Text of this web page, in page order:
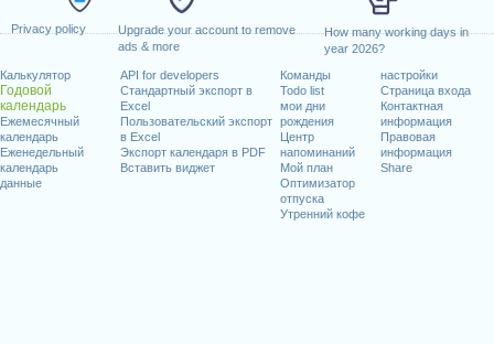
Privacy policy
Upgrade your account to remove
ads & more
How many working days in
year 2026?
Калькулятор
Годовой
календарь
Ежемесячный
календарь
Еженедельный
календарь
данные
API for developers
Стандартный экспорт в
Excel
Пользовательский экспорт
в Excel
Экспорт календаря в PDF
Вставить виджет
Команды
Todo list
мои дни
рождения
Центр
напоминаний
Мой план
Оптимизатор
отпуска
Утренний кофе
настройки
Страница входа
Контактная
информация
Правовая
информация
Share